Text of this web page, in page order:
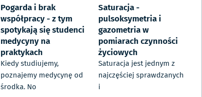
Pogarda i brak
współpracy - z tym
spotykają się studenci
medycyny na
praktykach
Kiedy studiujemy,
poznajemy medycynę od
środka. No
Saturacja -
pulsoksymetria i
gazometria w
pomiarach czynności
życiowych
Saturacja jest jednym z
najczęściej sprawdzanych
i